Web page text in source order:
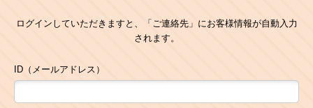
ログインしていただきますと、「ご連絡先」にお客様情報が自動入力
されます。
ID（メールアドレス）